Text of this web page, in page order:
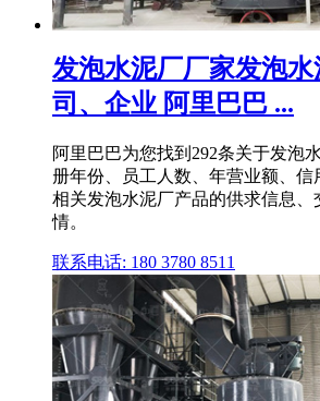
发泡水泥厂厂家发泡
司、企业 阿里巴巴 ...
阿里巴巴为您找到292条关于发泡
册年份、员工人数、年营业额、信
相关发泡水泥厂产品的供求信息、
情。
联系电话: 180 3780 8511